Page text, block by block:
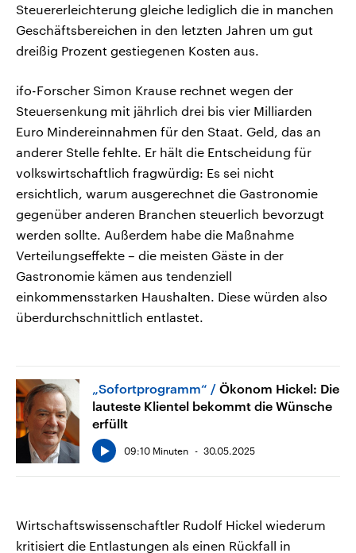
Steuererleichterung gleiche lediglich die in manchen
Geschäftsbereichen in den letzten Jahren um gut
dreißig Prozent gestiegenen Kosten aus.
ifo-Forscher Simon Krause rechnet wegen der
Steuersenkung mit jährlich drei bis vier Milliarden
Euro Mindereinnahmen für den Staat. Geld, das an
anderer Stelle fehlte. Er hält die Entscheidung für
volkswirtschaftlich fragwürdig: Es sei nicht
ersichtlich, warum ausgerechnet die Gastronomie
gegenüber anderen Branchen steuerlich bevorzugt
werden sollte. Außerdem habe die Maßnahme
Verteilungseffekte – die meisten Gäste in der
Gastronomie kämen aus tendenziell
einkommensstarken Haushalten. Diese würden also
überdurchschnittlich entlastet.
„Sofortprogramm“
Ökonom Hickel: Die
lauteste Klientel bekommt die Wünsche
erfüllt
09:10 Minuten 30.05.2025
Wirtschaftswissenschaftler Rudolf Hickel wiederum
kritisiert die Entlastungen als einen Rückfall in